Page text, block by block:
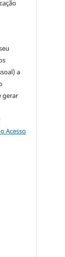
a
gerar
Acesso